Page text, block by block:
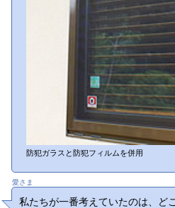
防犯ガラスと防犯フィルムを併用
愛さま
私たちが一番考えていたのは、ど